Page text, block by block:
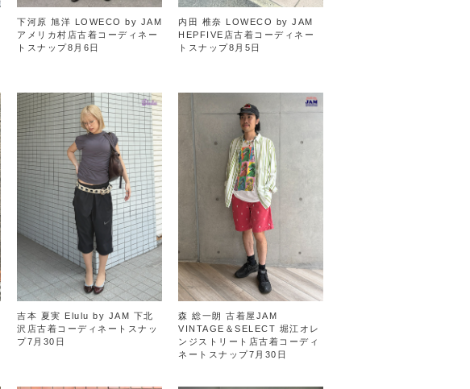
下河原 旭洋 LOWECO by JAM
アメリカ村店古着コーディネー
トスナップ8月6日
内田 椎奈 LOWECO by JAM
HEPFIVE店古着コーディネー
トスナップ8月5日
吉本 夏実 Elulu by JAM 下北
沢店古着コーディネートスナッ
プ7月30日
森 総一朗 古着屋JAM
VINTAGE＆SELECT 堀江オレ
ンジストリート店古着コーディ
ネートスナップ7月30日